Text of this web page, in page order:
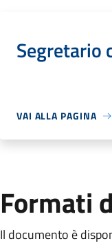
Segretario
VAI ALLA PAGINA
Formati
Il documento è